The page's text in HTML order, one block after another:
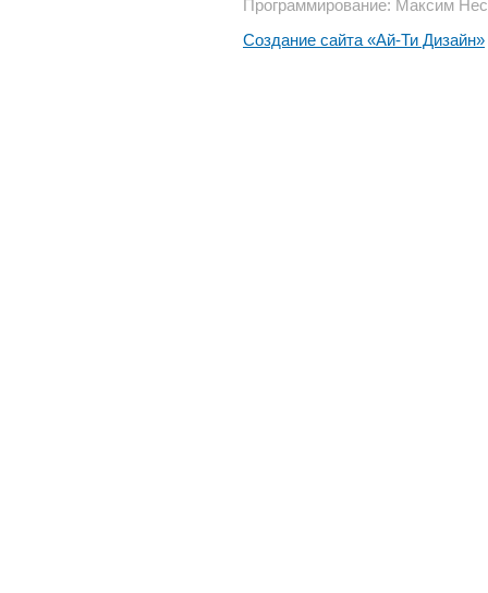
Программирование: Максим
Создание сайта «Ай-Ти Дизайн»